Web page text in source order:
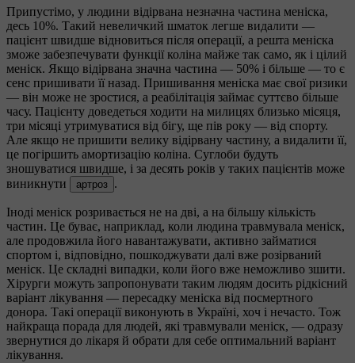
Припустімо, у людини відірвана незначна частина меніска,
десь 10%. Такий невеличкий шматок легше видалити —
пацієнт швидше відновиться після операції, а решта меніска
зможе забезпечувати функції коліна майже так само, як і цілий
меніск. Якщо відірвана значна частина — 50% і більше — то є
сенс пришивати її назад. Пришивання меніска має свої ризики
— він може не зростися, а реабілітація займає суттєво більше
часу. Пацієнту доведеться ходити на милицях близько місяця,
три місяці утримуватися від бігу, ще пів року — від спорту.
Але якщо не пришити велику відірвану частину, а видалити її,
це погіршить амортизацію коліна. Суглоби будуть
зношуватися швидше, і за десять років у таких пацієнтів може
виникнути
артроз .
Іноді меніск розривається не на дві, а на більшу кількість
частин. Це буває, наприклад, коли людина травмувала меніск,
але продовжила його навантажувати, активно займатися
спортом і, відповідно, пошкоджувати далі вже розірваний
меніск. Це складні випадки, коли його вже неможливо зшити.
Хірурги можуть запропонувати таким людям досить рідкісний
варіант лікування — пересадку меніска від посмертного
донора. Такі операції виконують в Україні, хоч і нечасто. Тож
найкраща порада для людей, які травмували меніск, — одразу
звернутися до лікаря й обрати для себе оптимальний варіант
лікування.